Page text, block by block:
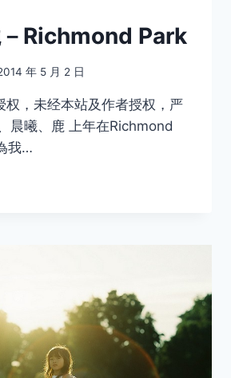
Richmond Park
年 5 月 2 日
权，未经本站及作者授权，严
晨曦、鹿 上年在Richmond
我…